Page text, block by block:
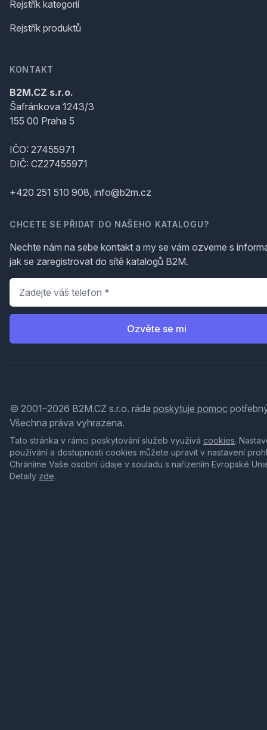
Rejstřík kategorií
Rejstřík produktů
KONTAKT
B2M.CZ s.r.o.
Šafránkova 1243/3
155 00 Praha 5
IČO: 27455971
DIČ: CZ27455971
+420 251 510 908, info@b2m.cz
CHCETE SE PŘIDAT DO NAŠEHO KATALOGU?
Nechte nám na sebe kontakt a my se vám ozveme s
jak se zaregistrovat do sítě katalogů B2M.
Telefon
Ozvěte se mi
© 2001–2026 B2M.CZ s.r.o. ráda poskytuje pomoc
Všechna práva vyhrazena.
Tato stránka v rámci poskytování služeb využívá cookies.
používání a dostupnosti cookies můžete upravit v nastavení
Chráníme Vaše osobní údaje v souladu s nařízením Evropské
Detaily zde.